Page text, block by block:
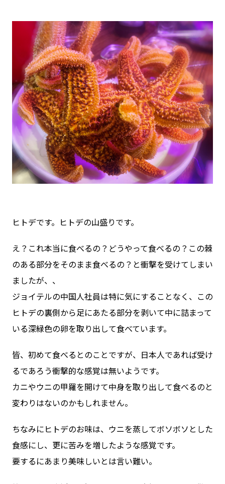
ヒトデです。ヒトデの山盛りです。
え？これ本当に食べるの？どうやって食べるの？この棘
のある部分をそのまま食べるの？と衝撃を受けてしまい
ましたが、、
ジョイテルの中国人社員は特に気にすることなく、この
ヒトデの裏側から足にあたる部分を剥いて中に詰まって
いる深緑色の卵を取り出して食べています。
皆、初めて食べるとのことですが、日本人であれば受け
るであろう衝撃的な感覚は無いようです。
カニやウニの甲羅を開けて中身を取り出して食べるのと
変わりはないのかもしれません。
ちなみにヒトデのお味は、ウニを蒸してボソボソとした
食感にし、更に苦みを増したような感覚です。
要するにあまり美味しいとは言い難い。